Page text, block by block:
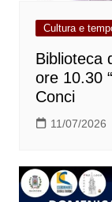
Cultura e
Biblioteca
ore 10.30
Conci
11/07/2026